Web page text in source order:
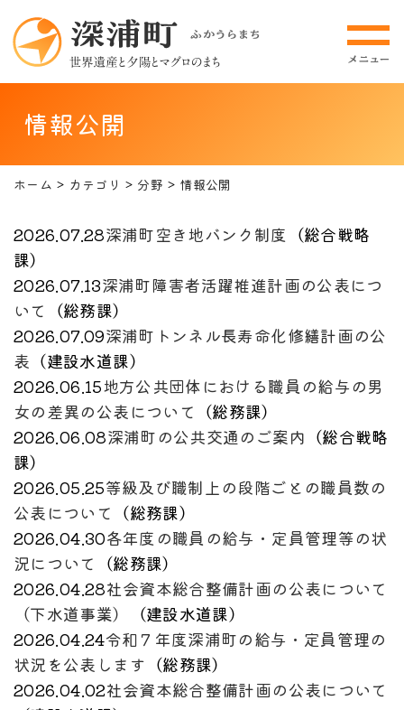
情報公開
ホーム カテゴリ 分野 情報公開
2026.07.28深浦町空き地バンク制度 （総合戦略
課）
2026.07.13深浦町障害者活躍推進計画の公表につ
いて
（総務課）
2026.07.09深浦町トンネル長寿命化修繕計画の公
表 （建設水道課）
2026.06.15地方公共団体における職員の給与の男
女の差異の公表について （総務課）
2026.06.08深浦町の公共交通のご案内 （総合戦略
課）
2026.05.25等級及び職制上の段階ごとの職員数の
公表について （総務課）
2026.04.30各年度の職員の給与・定員管理等の状
況について
（総務課）
2026.04.28社会資本総合整備計画の公表について
（下水道事業）
（建設水道課）
2026.04.24令和７年度深浦町の給与・定員管理の
状況を公表します （総務課）
2026.04.02社会資本総合整備計画の公表について